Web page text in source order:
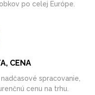
po celej Európe.
CENA
spracovanie,
cenu na trhu.